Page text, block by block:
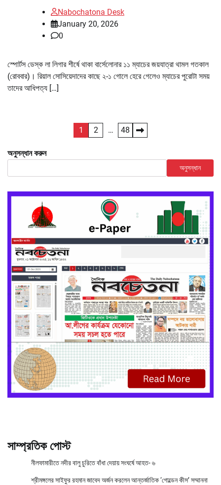
Nabochatona Desk
January 20, 2026
0
স্পোর্টস ডেস্ক লা লিগার শীর্ষে থাকা বার্সেলোনার ১১ ম্যাচের জয়যাত্রা থামল গতকাল
(রোববার)। রিয়াল সোসিয়েদাদের কাছে ২-১ গোলে হেরে গেলেও ম্যাচের পুরোটা সময়
তাদের আধিপত্য […]
pagination
1 2 … 48
অনুসন্ধান করুন
অনুসন্ধান
সাম্প্রতিক পোস্ট
নীলফামারীতে নদীর বালু চুরিতে বাঁধা দেয়ায় সংঘর্ষে আহত- ৬
শ্রীমঙ্গলের সাইফুর রহমান জাবেদ অর্জন করলেন আন্তর্জাতিক ‘গোল্ডেন কীস’ সম্মাননা